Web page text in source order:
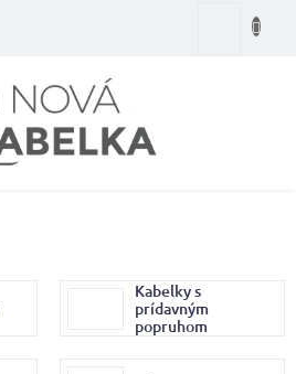
Nákupný
Kabelky s
prídavným
popruhom